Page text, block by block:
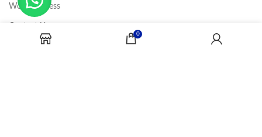
Woman Dress
Latest News
0